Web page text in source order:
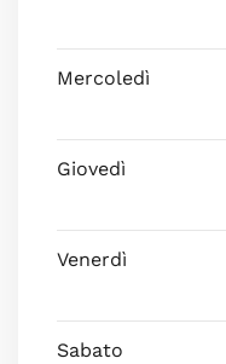
Mercoledì
Giovedì
Venerdì
Sabato